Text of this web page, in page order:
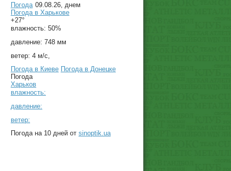
Погода 09.08.26, днем
Погода в Харькове
+27°
влажность: 50%
давление: 748 мм
ветер: 4 м/с,
Погода в Киеве Погода в Донецке
Погода
Харьков
влажность:
давление:
ветер:
Погода на 10 дней от sinoptik.ua